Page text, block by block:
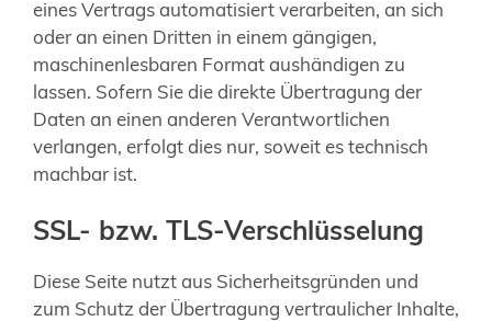
eines Vertrags automatisiert verarbeiten, an sich
oder an einen Dritten in einem gängigen,
maschinenlesbaren Format aushändigen zu
lassen. Sofern Sie die direkte Übertragung der
Daten an einen anderen Verantwortlichen
verlangen, erfolgt dies nur, soweit es technisch
machbar ist.
SSL- bzw. TLS-Verschlüsselung
Diese Seite nutzt aus Sicherheitsgründen und
zum Schutz der Übertragung vertraulicher Inhalte,